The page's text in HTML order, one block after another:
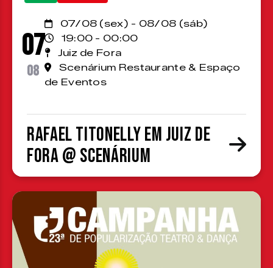
07
08
07/08 (sex) - 08/08 (sáb)
19:00 - 00:00
Juiz de Fora
Scenárium Restaurante & Espaço
de Eventos
Rafael Titonelly em Juiz de
Fora @ Scenárium